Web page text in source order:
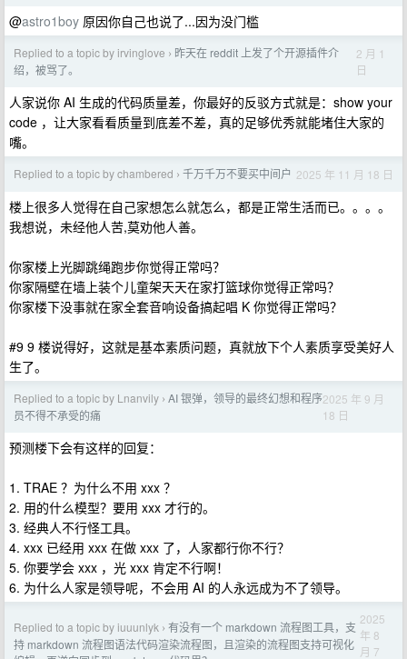
@astro1boy 原因你自己也说了...因为没门槛
Replied to a topic by irvinglove › 昨天在 reddit 上发了个开源插件介
绍，被骂了。
2 月 1
日
人家说你 AI 生成的代码质量差，你最好的反驳方式就是：show your
code ，让大家看看质量到底差不差，真的足够优秀就能堵住大家的
嘴。
Replied to a topic by chambered › 千万千万不要买中间户 2025 年 11 月 18 日
楼上很多人觉得在自己家想怎么就怎么，都是正常生活而已。。。。
我想说，未经他人苦,莫劝他人善。
你家楼上光脚跳绳跑步你觉得正常吗？
你家隔壁在墙上装个儿童架天天在家打篮球你觉得正常吗？
你家楼下没事就在家全套音响设备搞起唱 K 你觉得正常吗？
#9 9 楼说得好，这就是基本素质问题，真就放下个人素质享受美好人
生了。
Replied to a topic by Lnanvily › AI 银弹，领导的最终幻想和程序
员不得不承受的痛
2025 年 9 月
18 日
预测楼下会有这样的回复：
1. TRAE ？为什么不用 xxx ？
2. 用的什么模型？要用 xxx 才行的。
3. 经典人不行怪工具。
4. xxx 已经用 xxx 在做 xxx 了，人家都行你不行？
5. 你要学会 xxx ，光 xxx 肯定不行啊！
6. 为什么人家是领导呢，不会用 AI 的人永远成为不了领导。
Replied to a topic by iuuunlyk › 有没有一个 markdown 流程图工具，支
持 markdown 流程图语法代码渲染流程图，且渲染的流程图支持可视化
2025
年 8
月 7